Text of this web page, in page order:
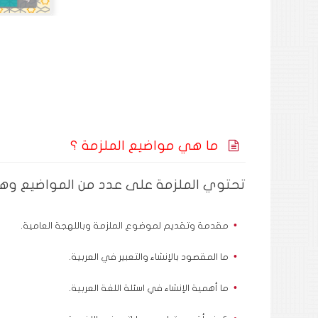
ما هي مواضيع الملزمة ؟
تحتوي الملزمة على عدد من المواضيع
مقدمة وتقديم لموضوع الملزمة وباللهجة العامية.
ما المقصود بالإنشاء والتعبير في العربية.
ما أهمية الإنشاء في اسئلة اللغة العربية.